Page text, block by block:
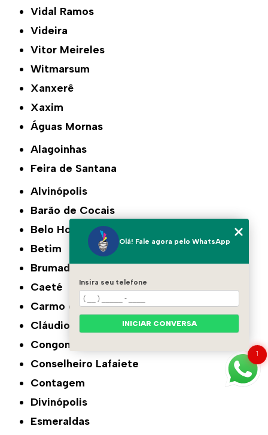
Vidal Ramos
Videira
Vitor Meireles
Witmarsum
Xanxerê
Xaxim
Águas Mornas
Alagoinhas
Feira de Santana
Alvinópolis
Barão de Cocais
Belo Horizonte
Betim
Brumadinho
Caeté
Carmo do Cajuru
Cláudio
Congonhas
Conselheiro Lafaiete
Contagem
Divinópolis
Esmeraldas
1
Olá! Fale agora pelo WhatsApp
Insira seu telefone
INICIAR CONVERSA